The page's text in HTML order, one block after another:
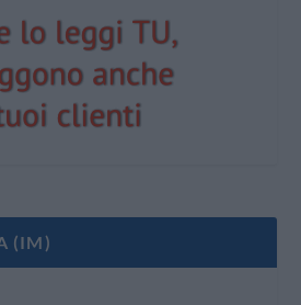
(IM)